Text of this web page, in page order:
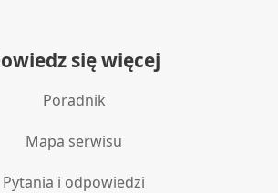
się więcej
Poradnik
Mapa serwisu
Pytania i odpowiedzi